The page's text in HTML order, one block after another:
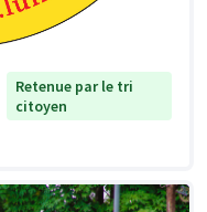
Retenue par le tri
citoyen